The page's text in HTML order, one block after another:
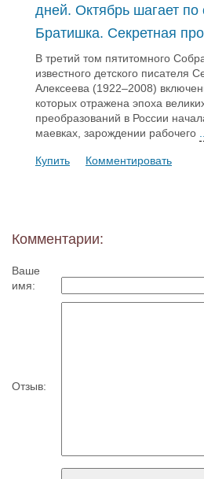
дней. Октябрь шагает по
Братишка. Секретная
В третий том пятитомного
известного детского писателя
Алексеева (1922–2008)
которых отражена эпоха
преобразований в России
маевках, зарождении рабочего
Купить Комментировать
Комментарии:
Ваше
имя:
Отзыв: